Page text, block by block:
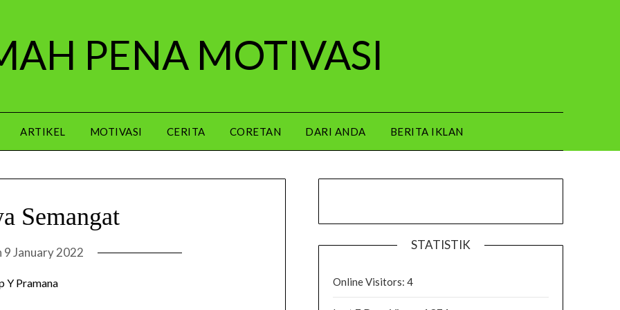
PENA MOTIVASI
ARTIKEL MOTIVASI CERITA CORETAN DARI ANDA BERITA IKLAN
Semangat
9 January 2022
Y Pramana
STATISTIK
Online Visitors: 4